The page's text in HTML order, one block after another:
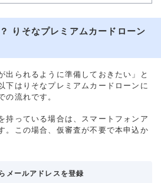
りそなプレミアムカードローン
出られるように準備しておきたい」と
下はりそなプレミアムカードローンに
の流れです。
持っている場合は、スマートフォンア
。この場合、仮審査が不要で本申込か
メールアドレスを登録